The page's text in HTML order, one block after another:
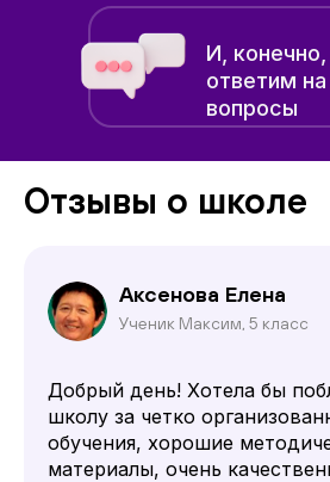
И, конечно,
ответим
вопросы
Отзывы о школе
Аксенова Елена
Ученик Максим, 5 класс
Добрый день! Хотела бы
школу за четко
обучения, хорошие
материалы, очень